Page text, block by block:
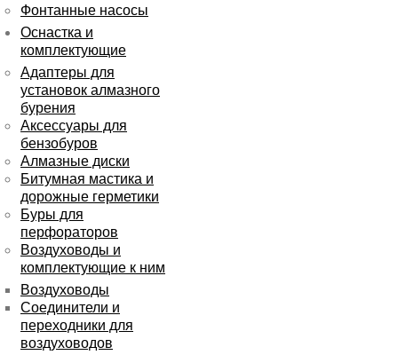
Фонтанные насосы
Оснастка и
комплектующие
Адаптеры для
установок алмазного
бурения
Аксессуары для
бензобуров
Алмазные диски
Битумная мастика и
дорожные герметики
Буры для
перфораторов
Воздуховоды и
комплектующие к ним
Воздуховоды
Соединители и
переходники для
воздуховодов